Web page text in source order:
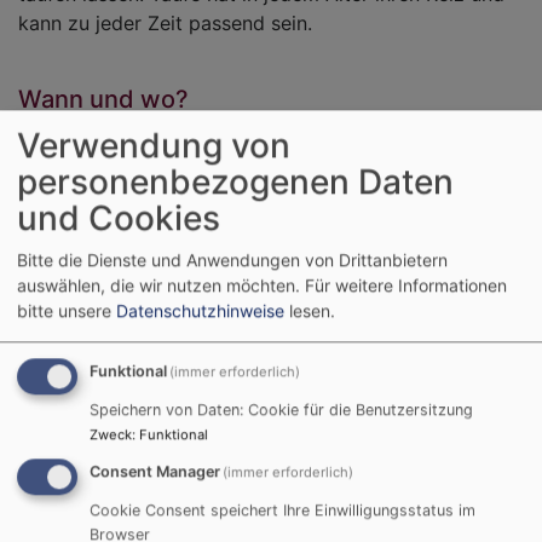
kann zu jeder Zeit passend sein.
Wann und wo?
Eine Taufe kann im Rahmen des
Sonntagsgottesdienstes stattfinden oder in einem
besonderen Taufgottesdienst als Familienfeier (meist
samstags). Auch die Möglichkeit für eine Taufe unter
freiem Himmel an einem See, Fluss oder Wasserfall
besteht.
an das Pfarramt. Der zuständige Pfarrer wird sich dann
wegen eines Taufgesprächs mit Ihnen in Verbindung
setzen. Da können dann alle Fragen geklärt und Ihre
persönlichen Anregungen aufgenommen werden.
Wie läuft ein Taufgespräch ab?
Verwendung von
personenbezogenen Daten
und Cookies
Bitte die Dienste und Anwendungen von Drittanbietern
auswählen, die wir nutzen möchten. Für weitere Informationen
bitte unsere Datenschutzhinweise lesen.
Funktional (immer erforderlich)
Speichern von Daten: Cookie für die Benutzersitzung
Zweck: Funktional
Consent Manager (immer erforderlich)
Cookie Consent speichert Ihre Einwilligungsstatus im
Browser